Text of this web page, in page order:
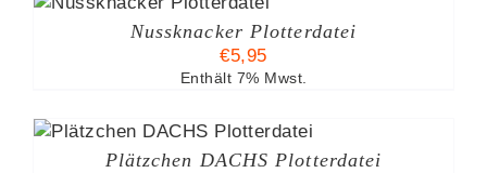
Nussknacker Plotterdatei
€5,95
Enthält 7% Mwst.
Plätzchen DACHS Plotterdatei